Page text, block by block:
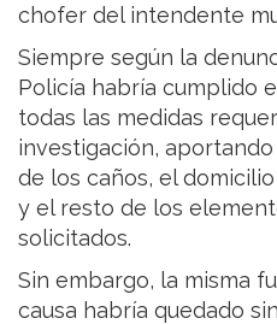
chofer del intendente
Siempre según la
Policía habría cumplido
todas las medidas
investigación,
de los caños, el
y el resto de los
solicitados.
Sin embargo, la misma
causa habría quedado